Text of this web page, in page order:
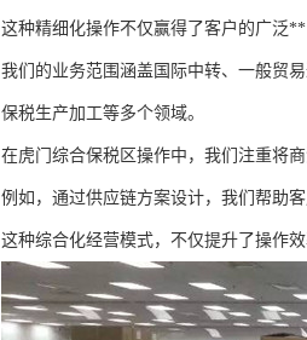
这种精细化操作不仅赢得了客户的广泛
我们的业务范围涵盖国际中转、一般贸
保税生产加工等多个领域。
在虎门综合保税区操作中，我们注重将
例如，通过供应链方案设计，我们帮助
这种综合化经营模式，不仅提升了操作